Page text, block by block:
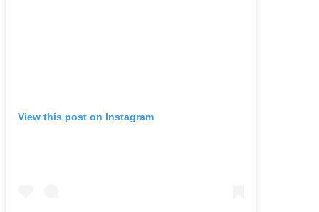
View this post on Instagram